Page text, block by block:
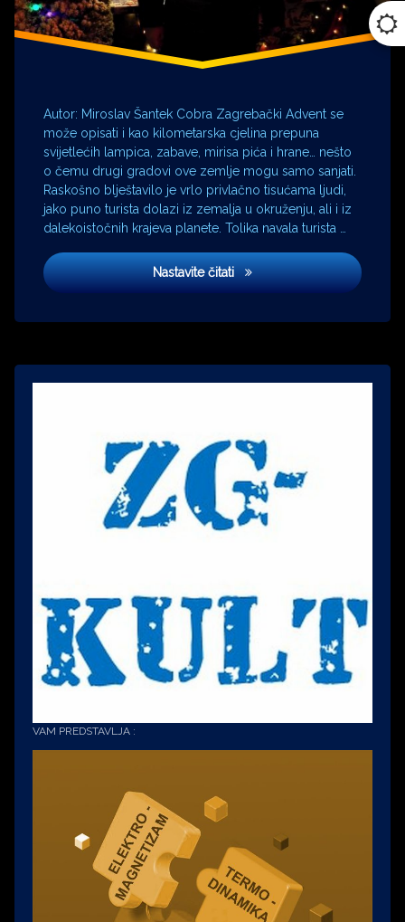
Autor: Miroslav Šantek Cobra Zagrebački Advent se
može opisati i kao kilometarska cjelina prepuna
svijetlećih lampica, zabave, mirisa pića i hrane… nešto
o čemu drugi gradovi ove zemlje mogu samo sanjati.
Raskošno blještavilo je vrlo privlačno tisućama ljudi,
jako puno turista dolazi iz zemalja u okruženju, ali i iz
dalekoistočnih krajeva planete. Tolika navala turista …
Nastavite čitatiBolesni brat na adventu
VAM PREDSTAVLJA :